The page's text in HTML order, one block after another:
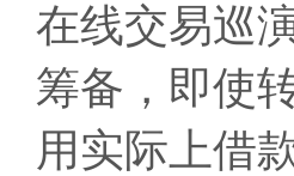
在线交易巡
筹备，即使
用实际上借